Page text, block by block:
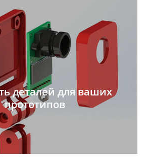
деталей для ваших
прототипов